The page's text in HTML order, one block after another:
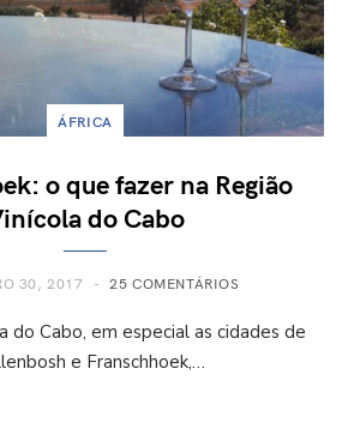
ÁFRICA
o que fazer na Região
do Cabo
30, 2017 25 COMENTÁRIOS
do Cabo, em especial as cidades de
e Franschhoek,…